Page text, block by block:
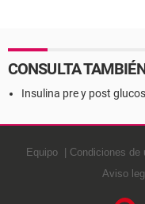
CONSULTA
Insulina pre y post
Equipo Condiciones de
Aviso